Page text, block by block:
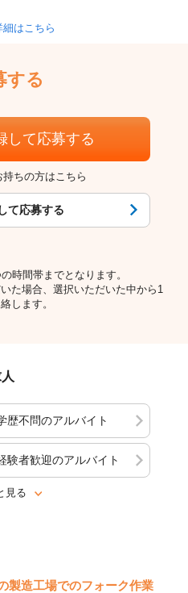
細はこちら
する
して応募する
ちの方はこちら
て応募する
時間帯までとなります。
た場合、選択いただいた中から1
します。
歴不問のアルバイト
験者歓迎のアルバイト
見る
製造工場でのフォーク作業